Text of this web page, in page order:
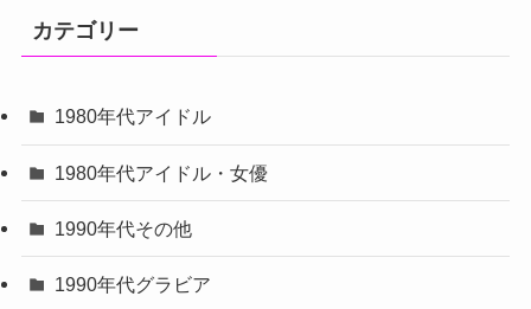
カテゴリー
1980年代アイドル
1980年代アイドル・女優
1990年代その他
1990年代グラビア